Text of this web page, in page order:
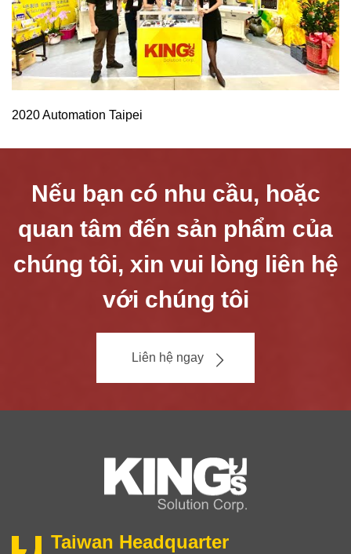
2020 Automation Taipei
Nếu bạn có nhu cầu, hoặc
quan tâm đến sản phẩm của
chúng tôi, xin vui lòng liên hệ
với chúng tôi
Liên hệ ngay
Taiwan Headquarter